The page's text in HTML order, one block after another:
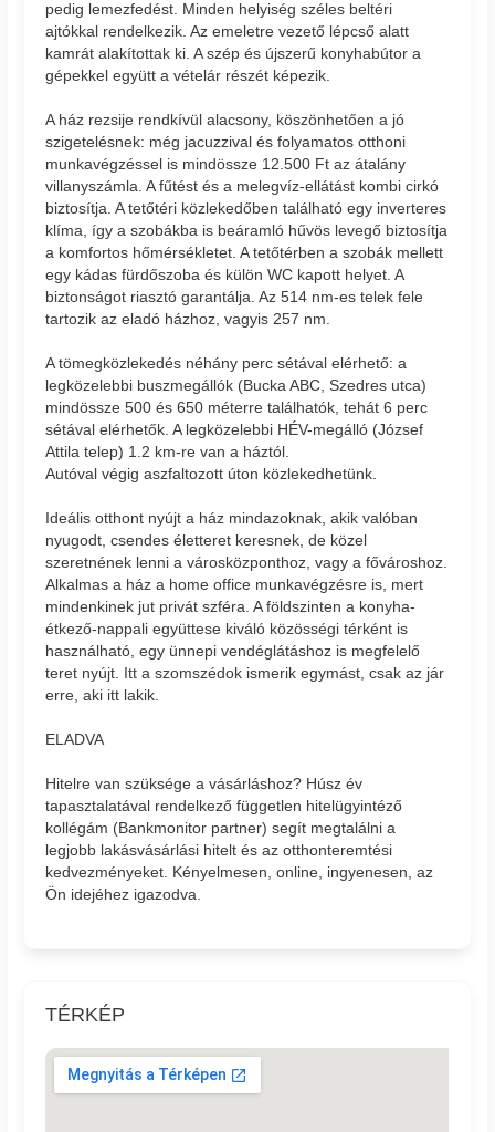
pedig lemezfedést. Minden helyiség széles beltéri
ajtókkal rendelkezik. Az emeletre vezető lépcső alatt
kamrát alakítottak ki. A szép és újszerű konyhabútor a
gépekkel együtt a vételár részét képezik.
A ház rezsije rendkívül alacsony, köszönhetően a jó
szigetelésnek: még jacuzzival és folyamatos otthoni
munkavégzéssel is mindössze 12.500 Ft az átalány
villanyszámla. A fűtést és a melegvíz-ellátást kombi cirkó
biztosítja. A tetőtéri közlekedőben található egy inverteres
klíma, így a szobákba is beáramló hűvös levegő biztosítja
a komfortos hőmérsékletet. A tetőtérben a szobák mellett
egy kádas fürdőszoba és külön WC kapott helyet. A
biztonságot riasztó garantálja. Az 514 nm-es telek fele
tartozik az eladó házhoz, vagyis 257 nm.
A tömegközlekedés néhány perc sétával elérhető: a
legközelebbi buszmegállók (Bucka ABC, Szedres utca)
mindössze 500 és 650 méterre találhatók, tehát 6 perc
sétával elérhetők. A legközelebbi HÉV-megálló (József
Attila telep) 1.2 km-re van a háztól.
Autóval végig aszfaltozott úton közlekedhetünk.
Ideális otthont nyújt a ház mindazoknak, akik valóban
nyugodt, csendes életteret keresnek, de közel
szeretnének lenni a városközponthoz, vagy a fővároshoz.
Alkalmas a ház a home office munkavégzésre is, mert
mindenkinek jut privát szféra. A földszinten a konyha-
étkező-nappali együttese kiváló közösségi térként is
használható, egy ünnepi vendéglátáshoz is megfelelő
teret nyújt. Itt a szomszédok ismerik egymást, csak az jár
erre, aki itt lakik.
ELADVA
Hitelre van szüksége a vásárláshoz? Húsz év
tapasztalatával rendelkező független hitelügyintéző
kollégám (Bankmonitor partner) segít megtalálni a
legjobb lakásvásárlási hitelt és az otthonteremtési
kedvezményeket. Kényelmesen, online, ingyenesen, az
Ön idejéhez igazodva.
TÉRKÉP